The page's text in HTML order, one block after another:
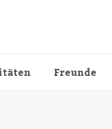
Freunde